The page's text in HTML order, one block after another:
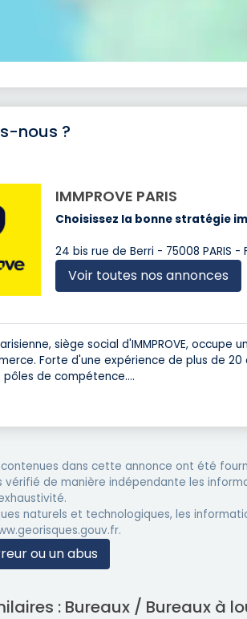
nous ?
IMMPROVE PARIS
Choisissez la bonne stratégie
24 bis rue de Berri - 75008 PARIS -
Voir toutes nos annonces
siège social d'IMMPROVE,
Forte d'une expérience de plus de
de compétence....
dans cette annonce ont été
vérifié de manière indépendante les
naturels et technologiques, les
ou un abus
: Bureaux / Bureaux à